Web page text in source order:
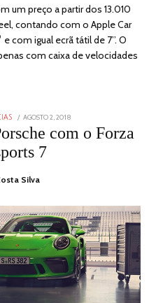
um preço a partir dos 13.010
contando com o Apple Car
e com igual ecrã tátil de 7’’. O
com caixa de velocidades
POSTED
ON
AGOSTO 2, 2018
2018
com o Forza
7
Silva